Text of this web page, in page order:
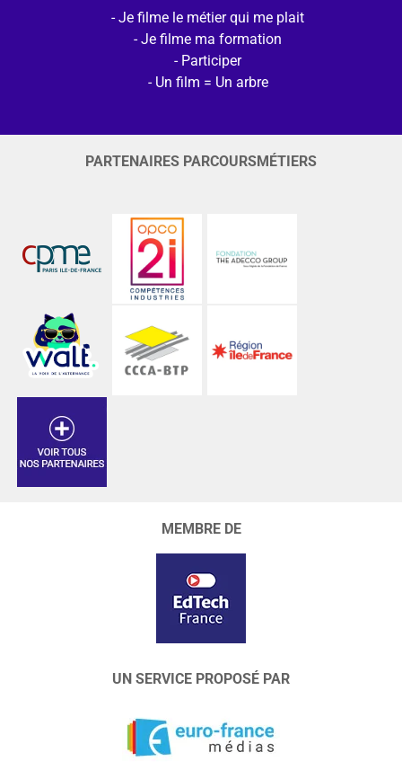
Je filme le métier qui me plait
Je filme ma formation
Participer
Un film = Un arbre
PARTENAIRES PARCOURSMÉTIERS
MEMBRE DE
UN SERVICE PROPOSÉ PAR